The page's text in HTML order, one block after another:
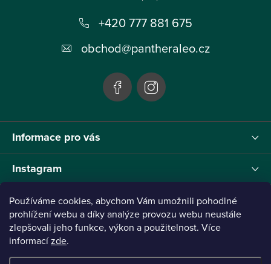
Používáme cookies, abychom Vám umožnili pohodlné
prohlížení webu a díky analýze provozu webu neustále
zlepšovali jeho funkce, výkon a použitelnost. Více
informacízde.
Informace pro vás
Instagram
+420 777 881 675
obchod@pantheraleo.cz
Tento projekt byl realizován pod reg.č. 0380001205 s názvem Panthera Leo
zaměřený na inovaci webu a marketingových nástrojů financovaný Evropskou Unií -